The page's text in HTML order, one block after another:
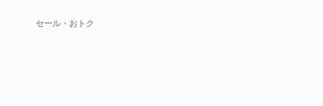
セール・おトク